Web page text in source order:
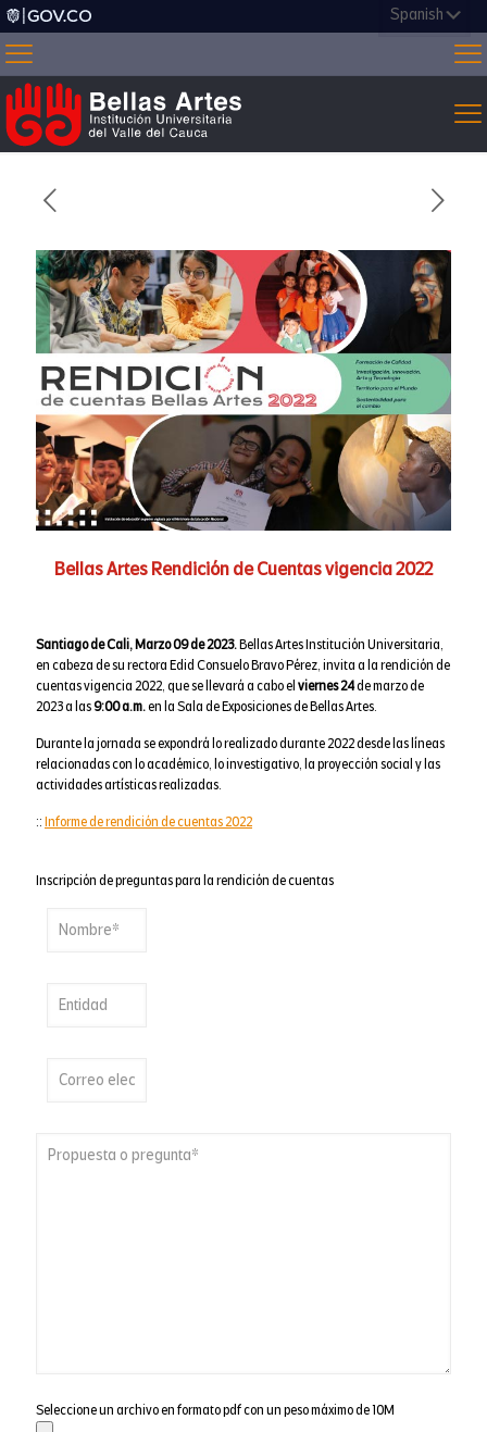
Bellas Artes Rendición de Cuentas vigencia 2022
Santiago de Cali, Marzo 09 de 2023.Bellas Artes Institución Universitaria,
en cabeza de su rectora Edid Consuelo Bravo Pérez, invita a la rendición de
cuentas vigencia 2022, que se llevará a cabo el viernes 24de marzo de
2023 a las9:00 a.m.en la Sala de Exposiciones de Bellas Artes.
Durante la jornada se expondrá lo realizado durante 2022 desde las líneas
relacionadas con lo académico, lo investigativo, la proyección social y las
actividades artísticas realizadas.
::Informe de rendición de cuentas 2022
Inscripción de preguntas para la rendición de cuentas
Seleccione un archivo en formato pdf con un peso máximo de 10M